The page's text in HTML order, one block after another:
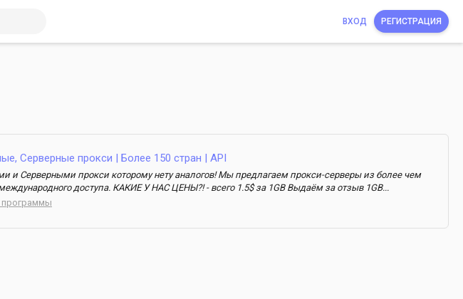
ВХОД РЕГИСТРАЦИЯ
Серверные прокси | Более 150 стран | API
и Серверными прокси которому нету аналогов! Мы предлагаем прокси-серверы из более чем
доступа. КАКИЕ У НАС ЦЕНЫ?! - всего 1.5$ за 1GB Выдаём за отзыв 1GB...
программы